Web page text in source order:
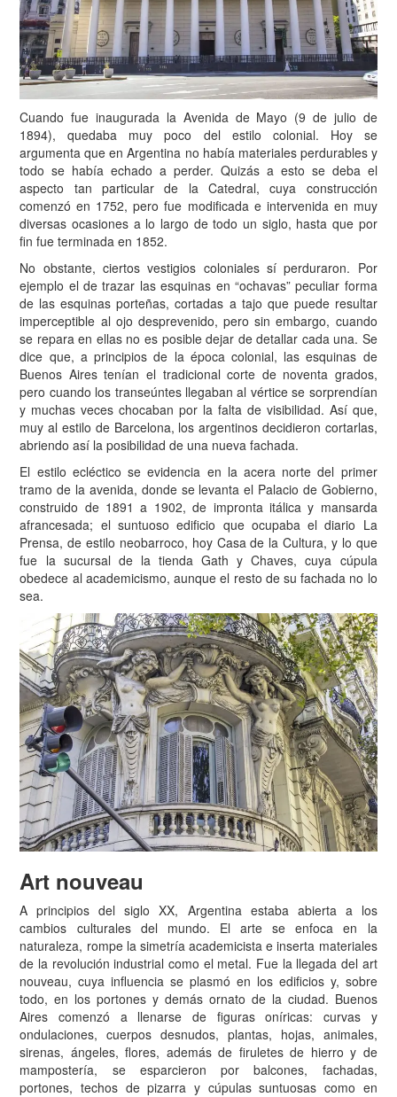
Cuando fue inaugurada la Avenida de Mayo (9 de julio de
1894), quedaba muy poco del estilo colonial. Hoy se
argumenta que en Argentina no había materiales perdurables y
todo se había echado a perder. Quizás a esto se deba el
aspecto tan particular de la Catedral, cuya construcción
comenzó en 1752, pero fue modificada e intervenida en muy
diversas ocasiones a lo largo de todo un siglo, hasta que por
fin fue terminada en 1852.
No obstante, ciertos vestigios coloniales sí perduraron. Por
ejemplo el de trazar las esquinas en “ochavas” peculiar forma
de las esquinas porteñas, cortadas a tajo que puede resultar
imperceptible al ojo desprevenido, pero sin embargo, cuando
se repara en ellas no es posible dejar de detallar cada una. Se
dice que, a principios de la época colonial, las esquinas de
Buenos Aires tenían el tradicional corte de noventa grados,
pero cuando los transeúntes llegaban al vértice se sorprendían
y muchas veces chocaban por la falta de visibilidad. Así que,
muy al estilo de Barcelona, los argentinos decidieron cortarlas,
abriendo así la posibilidad de una nueva fachada.
El estilo ecléctico se evidencia en la acera norte del primer
tramo de la avenida, donde se levanta el Palacio de Gobierno,
construido de 1891 a 1902, de impronta itálica y mansarda
afrancesada; el suntuoso edificio que ocupaba el diario La
Prensa, de estilo neobarroco, hoy Casa de la Cultura, y lo que
fue la sucursal de la tienda Gath y Chaves, cuya cúpula
obedece al academicismo, aunque el resto de su fachada no lo
sea.
Art nouveau
A principios del siglo XX, Argentina estaba abierta a los
cambios culturales del mundo. El arte se enfoca en la
naturaleza, rompe la simetría academicista e inserta materiales
de la revolución industrial como el metal. Fue la llegada del art
nouveau, cuya influencia se plasmó en los edificios y, sobre
todo, en los portones y demás ornato de la ciudad. Buenos
Aires comenzó a llenarse de figuras oníricas: curvas y
ondulaciones, cuerpos desnudos, plantas, hojas, animales,
sirenas, ángeles, flores, además de firuletes de hierro y de
mampostería, se esparcieron por balcones, fachadas,
portones, techos de pizarra y cúpulas suntuosas como en